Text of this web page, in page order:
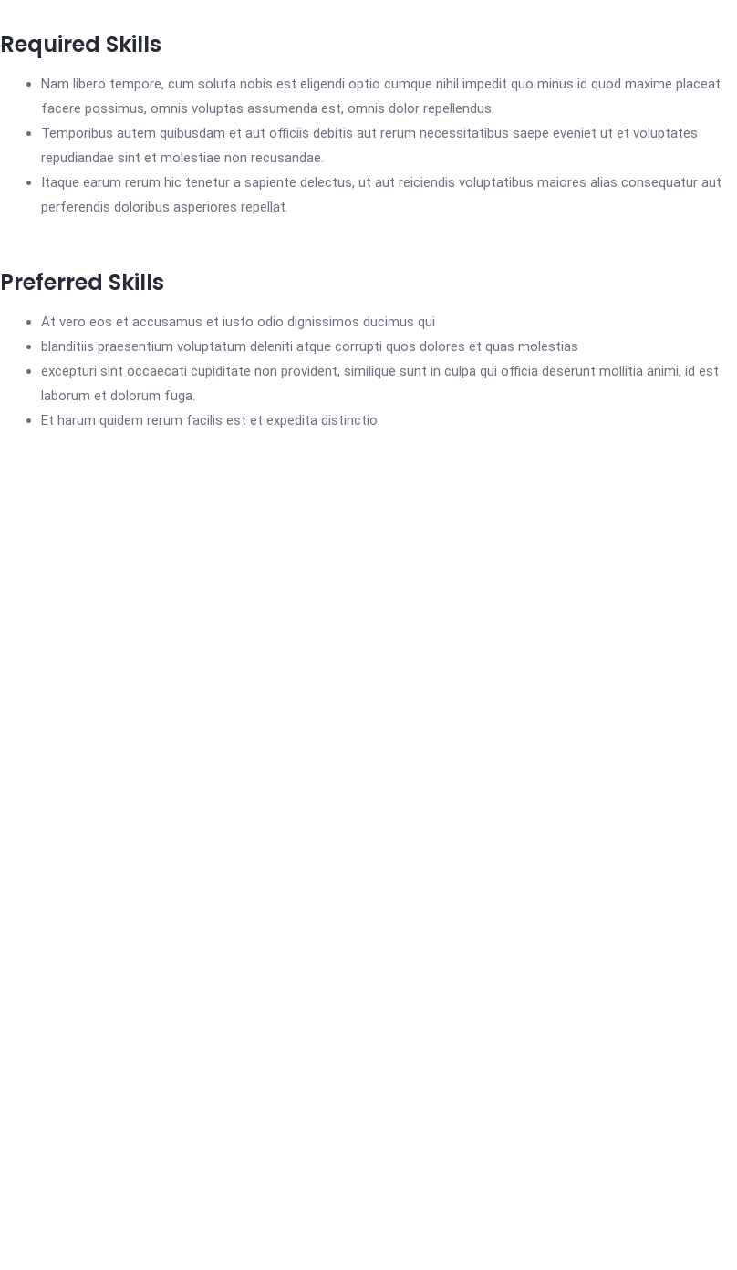
Required Skills
Nam libero tempore, cum soluta nobis est eligendi optio cumque nihil impedit quo minus id quod maxime placeat
facere possimus, omnis voluptas assumenda est, omnis dolor repellendus.
Temporibus autem quibusdam et aut officiis debitis aut rerum necessitatibus saepe eveniet ut et voluptates
repudiandae sint et molestiae non recusandae.
Itaque earum rerum hic tenetur a sapiente delectus, ut aut reiciendis voluptatibus maiores alias consequatur aut
perferendis doloribus asperiores repellat.
Preferred Skills
At vero eos et accusamus et iusto odio dignissimos ducimus qui
blanditiis praesentium voluptatum deleniti atque corrupti quos dolores et quas molestias
excepturi sint occaecati cupiditate non provident, similique sunt in culpa qui officia deserunt mollitia animi, id est
laborum et dolorum fuga.
Et harum quidem rerum facilis est et expedita distinctio.